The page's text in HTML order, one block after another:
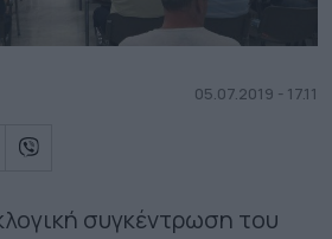
05.07.2019 - 17.11
συγκέντρωση του